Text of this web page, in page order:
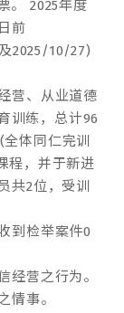
。 2025年度
前
2025/10/27)
营、从业道德
训练，总计96
体同仁完训
程，并于新进
共2位，受训
到检举案件0
经营之行为。
情事。